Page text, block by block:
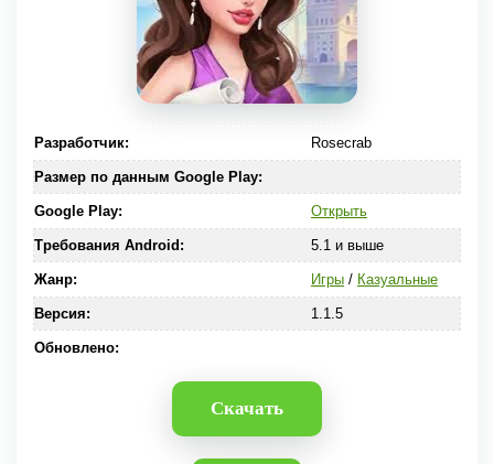
Разработчик: Rosecrab
Размер по данным Google Play:
Google Play: Открыть
Требования Android: 5.1 и выше
Жанр: Игры/ Казуальные
Версия: 1.1.5
Обновлено:
Скачать